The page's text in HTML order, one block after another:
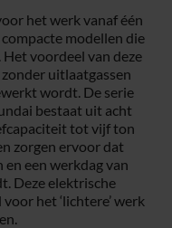
het werk vanaf één
modellen die
voordeel van deze
uitlaatgassen
wordt. De serie
bestaat uit acht
tot vijf ton
zorgen ervoor dat
een werkdag van
Deze elektrische
het ‘lichtere’ werk